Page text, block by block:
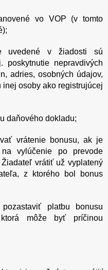
vo VOP (v tomto
uvedené v žiadosti sú
poskytnutie nepravdivých
adries, osobných údajov,
osoby ako registrujúcej
daňového dokladu;
vrátenie bonusu, ak je
vylúčenie po prevode
vrátiť už vyplatený
z ktorého bol bonus
platbu bonusu
môže byť príčinou